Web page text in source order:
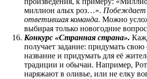
миллион алых роз…». Побеждает
ответившая команда. Можно
выбирая только новогодние
Конкурс «Странная страна».
получает задание: придумать свою
название и придумать для её
традиции и обычаи. Например,
наряжают в оливье, или не елку